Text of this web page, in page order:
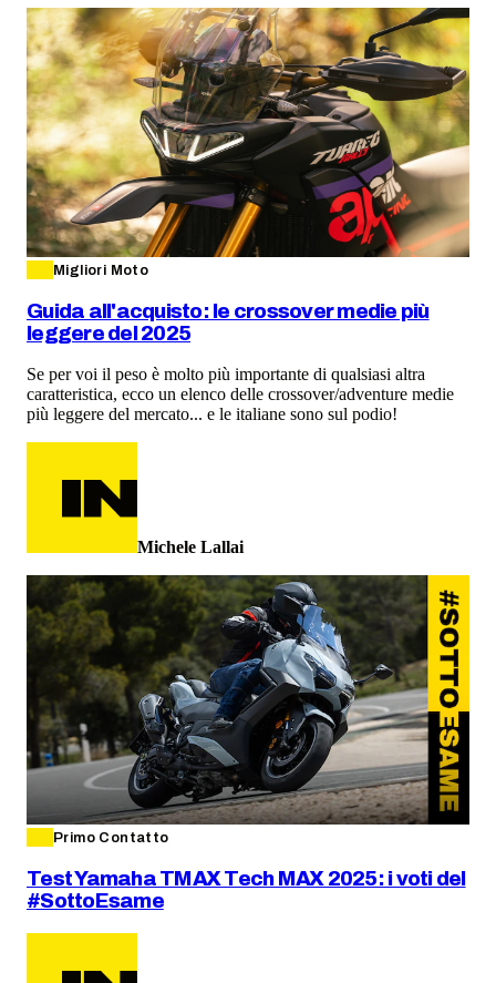
Migliori Moto
Guida all'acquisto: le crossover medie più
leggere del 2025
Se per voi il peso è molto più importante di qualsiasi altra
caratteristica, ecco un elenco delle crossover/adventure medie
più leggere del mercato... e le italiane sono sul podio!
Michele Lallai
Primo Contatto
Test Yamaha TMAX Tech MAX 2025: i voti del
#SottoEsame